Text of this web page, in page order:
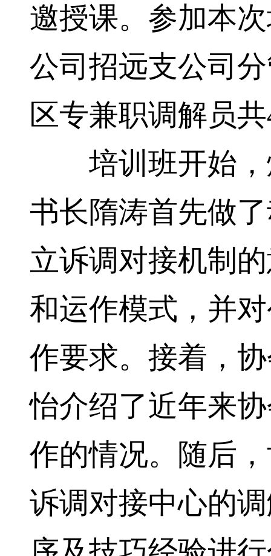
邀授课。参加本
公司招远支公司
区专兼职调解员
培训班开始，
书长隋涛首先做
立诉调对接机制
和运作模式，并
作要求。接着，
怡介绍了近年来
作的情况。随后
诉调对接中心的